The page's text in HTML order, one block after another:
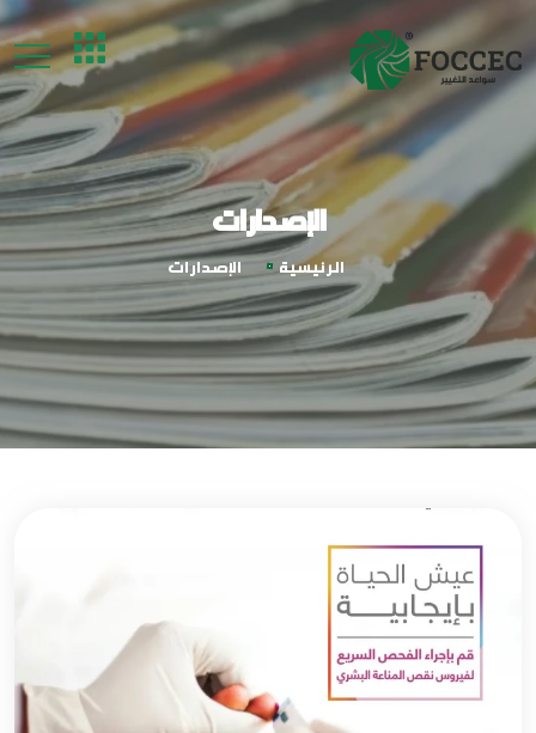
الإصدارات
الرئيسية الإصدارات